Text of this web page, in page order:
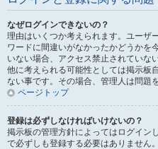
なぜログインできないの？
理由はいくつか考えられます。ユーザ
ワードに間違いがなかったかどうかを
いない場合、アクセス禁止されていな
他に考えられる可能性としては掲示板
ない事です。その場合、管理人は問題
ページトップ
登録は必ずしなければいけないの？
掲示板の管理方針によってはログイン
で必ずしも登録する必要はありません